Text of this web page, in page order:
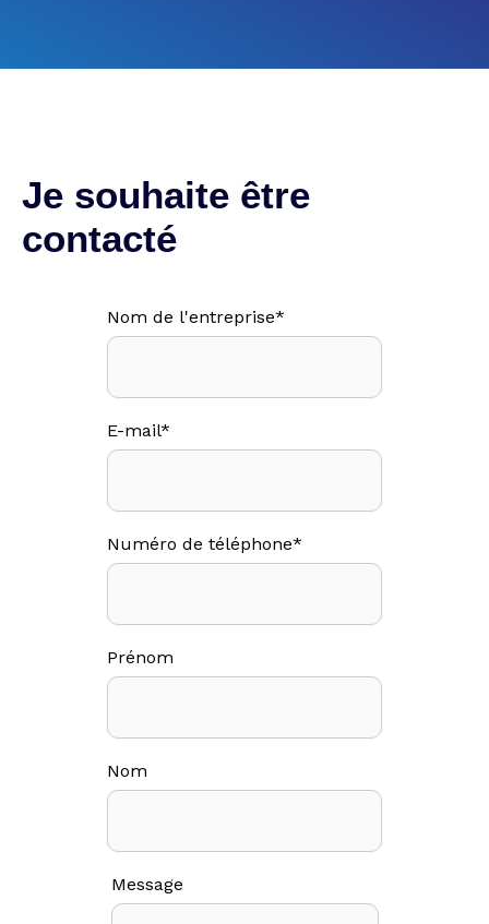
Je souhaite être
contacté
Nom de l'entreprise*
E-mail*
Numéro de téléphone*
Prénom
Nom
Message